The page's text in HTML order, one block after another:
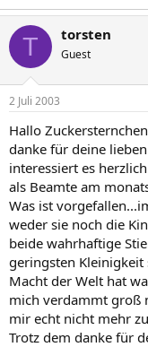
T torsten
Guest
2 Juli 2003
Hallo
danke für deine
interessiert es
als Beamte am
Was ist
weder sie noch die
beide wahrhaftige
geringsten Kleinigkeit
Macht der Welt hat
mich verdammt groß
mir echt nicht mehr
Trotz dem danke für